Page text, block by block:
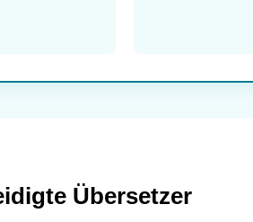
Übersetzer